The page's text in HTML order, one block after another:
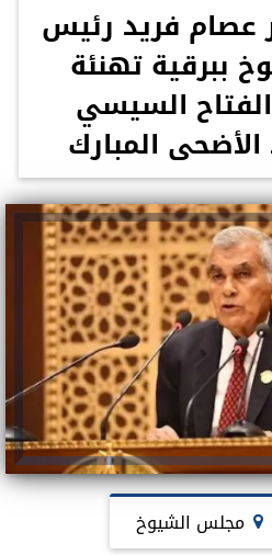
عصام فريد رئيس
ببرقية تهنئة
السيسي
المبارك
مجلس الشيوخ